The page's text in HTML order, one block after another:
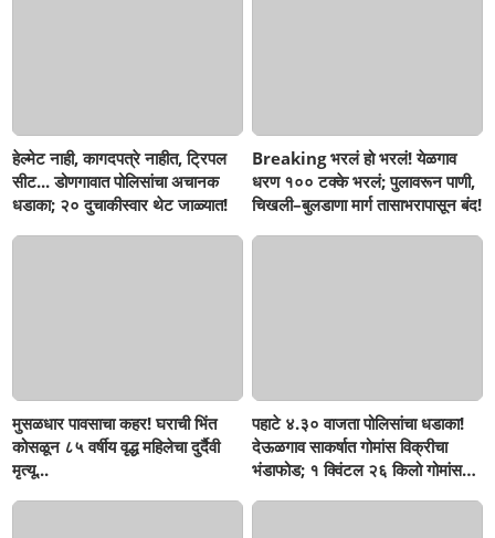
हेल्मेट नाही, कागदपत्रे नाहीत, ट्रिपल
सीट... डोणगावात पोलिसांचा अचानक
धडाका; २० दुचाकीस्वार थेट जाळ्यात!
Breaking भरलं हो भरलं! येळगाव
धरण १०० टक्के भरलं; पुलावरून पाणी,
चिखली–बुलडाणा मार्ग तासाभरापासून बंद!
मुसळधार पावसाचा कहर! घराची भिंत
कोसळून ८५ वर्षीय वृद्ध महिलेचा दुर्दैवी
मृत्यू...
पहाटे ४.३० वाजता पोलिसांचा धडाका!
देऊळगाव साकर्षात गोमांस विक्रीचा
भंडाफोड; १ क्विंटल २६ किलो गोमांस